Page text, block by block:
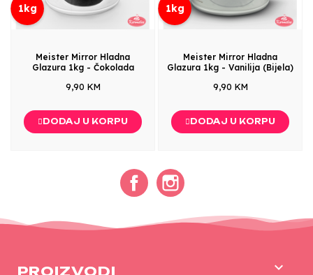
1kg
Meister Mirror Hladna
Glazura 1kg - Čokolada
9,90 KM
DODAJ U KORPU
1kg
Meister Mirror Hladna
Glazura 1kg - Vanilija (Bijela)
9,90 KM
DODAJ U KORPU
Facebook
PROIZVODI 